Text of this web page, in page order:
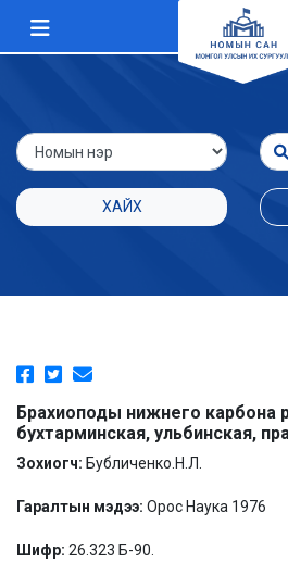
ХАЙХ
Брахиоподы нижнего карбона
бухтарминская, ульбинская,
Зохиогч: Бубличенко.Н.Л.
Гаралтын мэдээ: Орос Наука 1976
Шифр: 26.323 Б-90.